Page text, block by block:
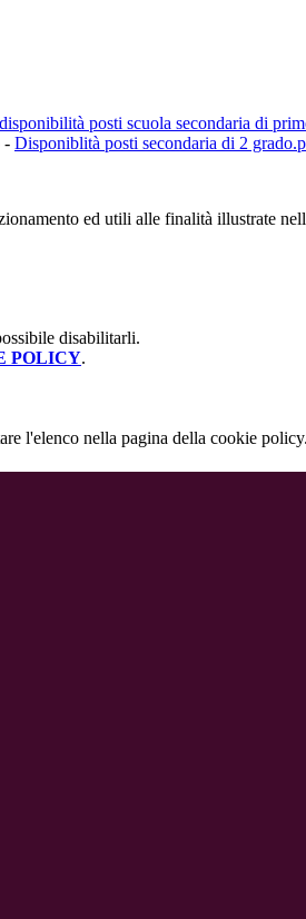
disponibilità posti scuola secondaria di
- Disponiblità posti secondaria di 2
ed utili alle finalità illustrate
disabilitarli.
POLICY.
l'elenco nella pagina della cookie policy.